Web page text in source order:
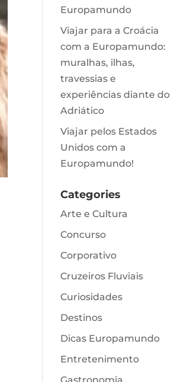
Europamundo
Viajar para a Croácia
com a Europamundo:
muralhas, ilhas,
travessias e
experiências diante do
Adriático
Viajar pelos Estados
Unidos com a
Europamundo!
Categories
Arte e Cultura
Concurso
Corporativo
Cruzeiros Fluviais
Curiosidades
Destinos
Dicas Europamundo
Entretenimento